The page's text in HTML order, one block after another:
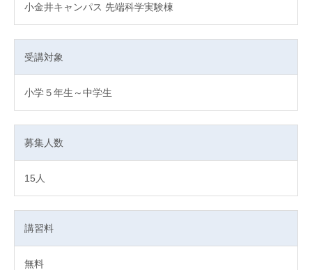
小金井キャンパス 先端科学実験棟
受講対象
小学５年生～中学生
募集人数
15人
講習料
無料